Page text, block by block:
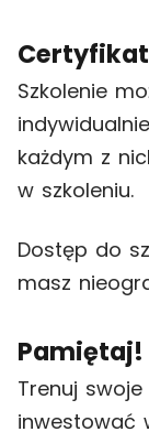
Szkolenie
każdym z
w szkoleniu.
Dostęp do
masz
Pamiętaj!
Trenuj
inwestować